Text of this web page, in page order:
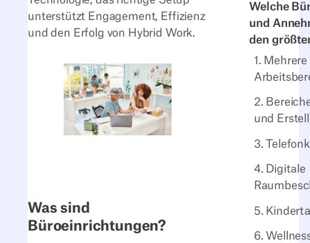
Welche
und
den
1.
2.
und
3.
4. Digitale
5.
6.
unterstützt Engagement, Effizienz
und den Erfolg von Hybrid Work.
Was sind
Büroeinrichtungen?